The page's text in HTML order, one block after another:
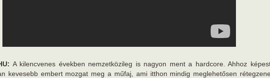
A kilencvenes években nemzetközileg is nagyon ment a hardcore. Ahhoz
kevesebb embert mozgat meg a műfaj, ami itthon mindig meglehetősen rétegzene